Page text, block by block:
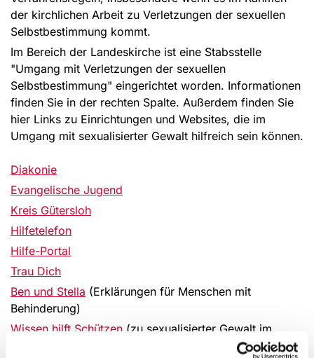
der kirchlichen Arbeit zu Verletzungen der sexuellen
Selbstbestimmung kommt.
Im Bereich der Landeskirche ist eine Stabsstelle
"Umgang mit Verletzungen der sexuellen
Selbstbestimmung" eingerichtet worden. Informationen
finden Sie in der rechten Spalte. Außerdem finden Sie
hier Links zu Einrichtungen und Websites, die im
Umgang mit sexualisierter Gewalt hilfreich sein können.
Diakonie
Evangelische Jugend
Kreis Gütersloh
Hilfetelefon
Hilfe-Portal
Trau Dich
Ben und Stella (Erklärungen für Menschen mit
Behinderung)
Wissen hilft Schützen (zu sexualisierter Gewalt im